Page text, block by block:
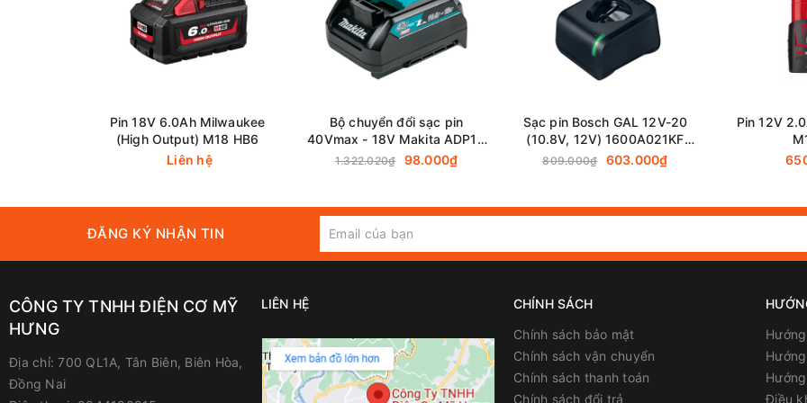
Pin 18V 6.0Ah Milwaukee
(High Output) M18 HB6
Liên hệ
Bộ chuyển đổi sạc pin
40Vmax - 18V Makita ADP10
(191C11-5)
1.322.020₫ 98.000₫
Sạc pin Bosch GAL 12V-20
(10.8V, 12V) 1600A021KF
chính hãng
809.000₫ 603.000₫
Pin 12V
ĐĂNG KÝ NHẬN TIN
CÔNG TY TNHH ĐIỆN CƠ MỸ
HƯNG
Địa chỉ: 700 QL1A, Tân Biên, Biên Hòa,
Đồng Nai
LIÊN HỆ
CHÍNH SÁCH
Chính sách bảo mật
Chính sách vận chuyển
Chính sách thanh toán
Chính sách đổi trả
Điều